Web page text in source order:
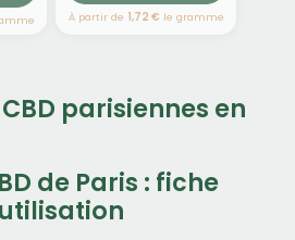
À partir de 1,72 € le gramme
parisiennes en
de Paris : fiche